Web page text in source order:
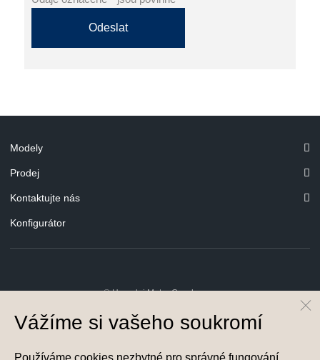
Odeslat
Modely
Prodej
Kontaktujte nás
Konfigurátor
© Hyundai Motor Czech s.r.o.
Praze, oddíl C, vložka 251310, IČ 04641736
Vážíme si vašeho soukromí
Používáme cookies nezbytné pro správné fungování